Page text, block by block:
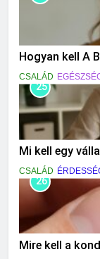
Hogyan kell A
CSALÁD
25
Mi kell egy
CSALÁD
26
Mire kell a